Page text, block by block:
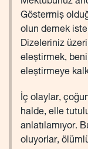
Göstermiş
olun demek
Dizeleriniz
eleştirmek,
eleştirmeye
İç olaylar,
halde, elle
anlatılamıyor.
oluyorlar,